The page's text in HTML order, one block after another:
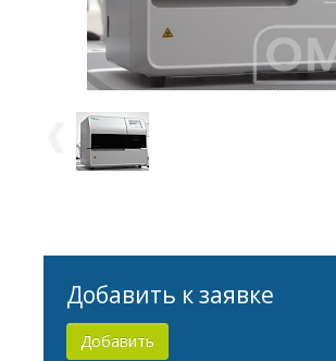
Добавить к заявке
Добавить